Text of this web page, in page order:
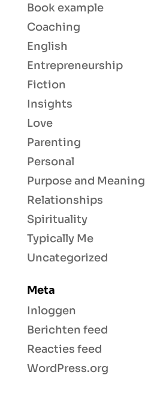
Book example
Coaching
English
Entrepreneurship
Fiction
Insights
Love
Parenting
Personal
Purpose and Meaning
Relationships
Spirituality
Typically Me
Uncategorized
Meta
Inloggen
Berichten feed
Reacties feed
WordPress.org